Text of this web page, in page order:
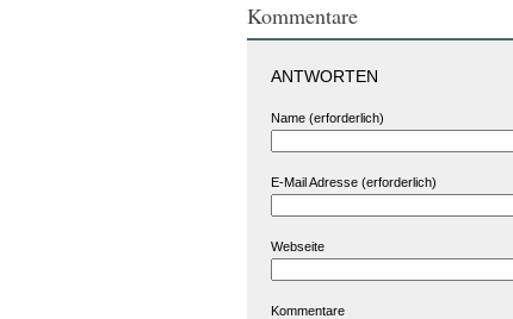
Kommentare
ANTWORTEN
Name (erforderlich)
E-Mail Adresse (erforderlich)
Webseite
Kommentare